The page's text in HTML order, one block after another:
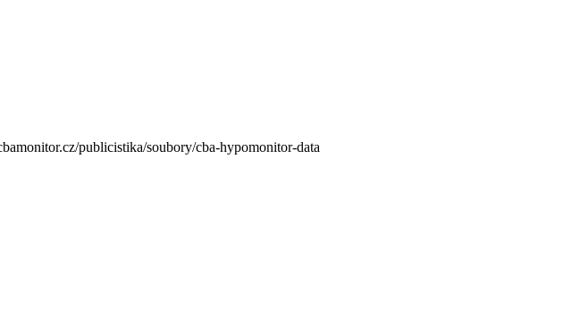
publicistika/soubory/cba-hypomonitor-data